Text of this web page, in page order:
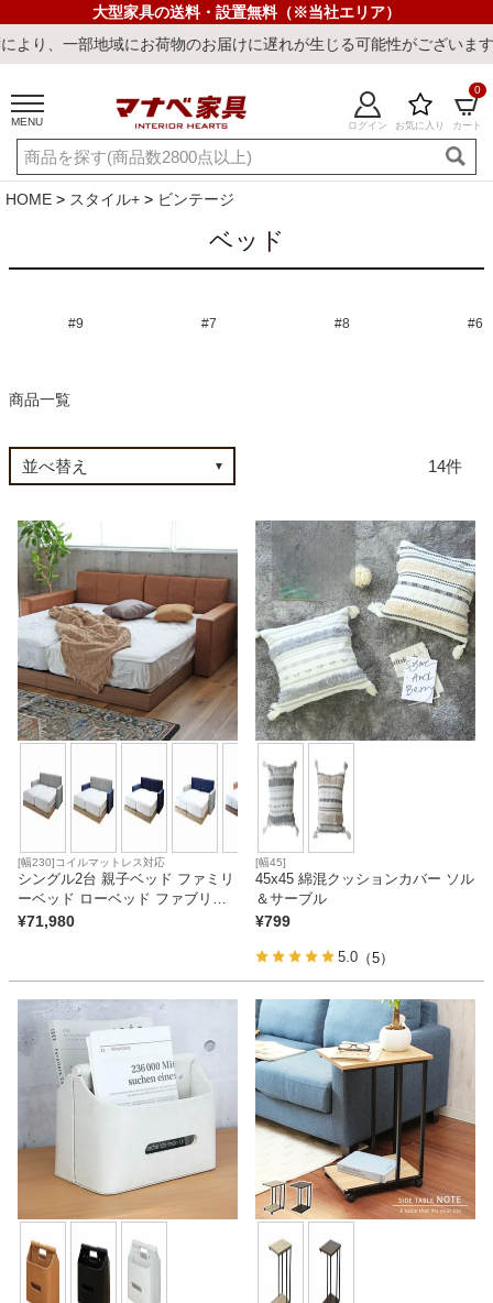
大型家具の送料・設置無料（※当社エリア）
地域にお荷物のお届けに遅れが生じる可能性がございます。ご迷
MENU ログイン お気に入り カート
0
ご利用ガイド 新規会員登録
店舗一覧 閲覧履歴
最短発送 冷感寝具 ウィルトンラ
カテゴリから探す
ソファ
テレビ台・リビング家具
ダイニングテーブル・セット
椅子・チェア
ベッド
収納家具
ホームオフィス
HOME スタイル+ ビンテージ
ベッド
#9 #7 #8 #6
商品一覧
14
[幅230]コイルマットレス対応
シングル2台 親子ベッド ファミリ
ーベッド ローベッド ファブリッ
ク キングサイズ コンセント付き
¥71,980
[幅45]
45x45 綿混クッションカバー ソル
＆サーブル
¥799
5.0 （5）